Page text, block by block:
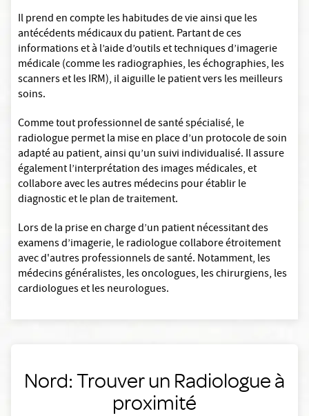
Il prend en compte les habitudes de vie ainsi que les
antécédents médicaux du patient. Partant de ces
informations et à l’aide d’outils et techniques d’imagerie
médicale (comme les radiographies, les échographies, les
scanners et les IRM), il aiguille le patient vers les meilleurs
soins.
Comme tout professionnel de santé spécialisé, le
radiologue permet la mise en place d’un protocole de soin
adapté au patient, ainsi qu’un suivi individualisé. Il assure
également l’interprétation des images médicales, et
collabore avec les autres médecins pour établir le
diagnostic et le plan de traitement.
Lors de la prise en charge d’un patient nécessitant des
examens d’imagerie, le radiologue collabore étroitement
avec d'autres professionnels de santé. Notamment, les
médecins généralistes, les oncologues, les chirurgiens, les
cardiologues et les neurologues.
Nord: Trouver un Radiologue à
proximité